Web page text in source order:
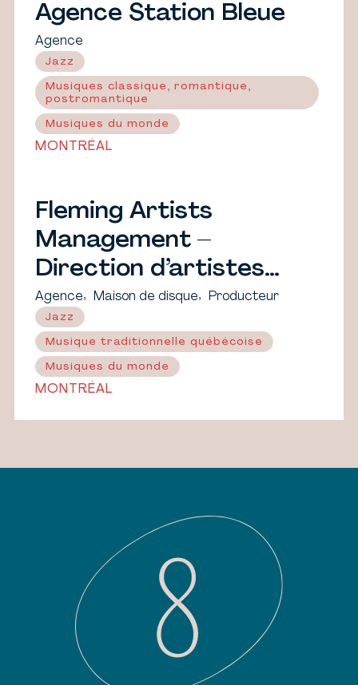
Agence Station Bleue
Agence
Jazz
Musiques classique, romantique,
postromantique
Musiques du monde
MONTRÉAL
Fleming Artists
Management –
Direction d’artistes
Fleming
Agence, Maison de disque, Producteur
Jazz
Musique traditionnelle québécoise
Musiques du monde
MONTRÉAL